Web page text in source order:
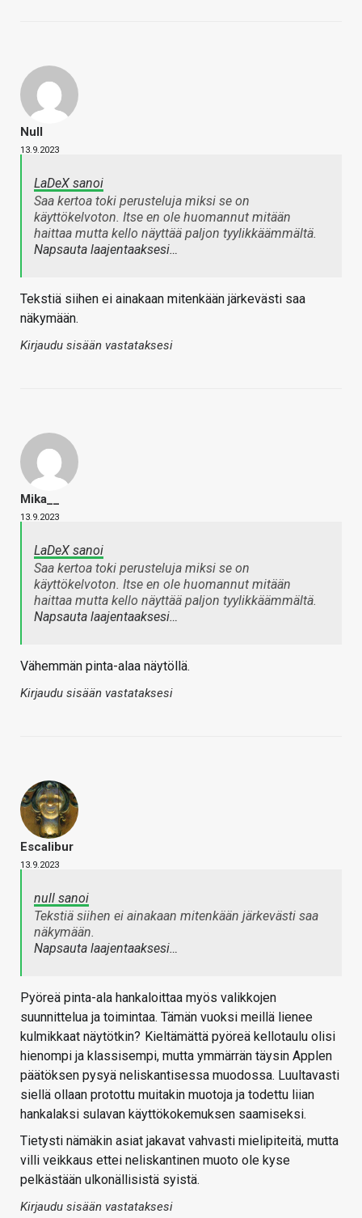
Null
13.9.2023
LaDeX sanoi
Saa kertoa toki perusteluja miksi se on
käyttökelvoton. Itse en ole huomannut mitään
haittaa mutta kello näyttää paljon tyylikkäämmältä.
Napsauta laajentaaksesi…
Tekstiä siihen ei ainakaan mitenkään järkevästi saa
näkymään.
Kirjaudu sisään vastataksesi
Mika__
13.9.2023
LaDeX sanoi
Saa kertoa toki perusteluja miksi se on
käyttökelvoton. Itse en ole huomannut mitään
haittaa mutta kello näyttää paljon tyylikkäämmältä.
Napsauta laajentaaksesi…
Vähemmän pinta-alaa näytöllä.
Kirjaudu sisään vastataksesi
Escalibur
13.9.2023
null sanoi
Tekstiä siihen ei ainakaan mitenkään järkevästi saa
näkymään.
Napsauta laajentaaksesi…
Pyöreä pinta-ala hankaloittaa myös valikkojen
suunnittelua ja toimintaa. Tämän vuoksi meillä lienee
kulmikkaat näytötkin? Kieltämättä pyöreä kellotaulu olisi
hienompi ja klassisempi, mutta ymmärrän täysin Applen
päätöksen pysyä neliskantisessa muodossa. Luultavasti
siellä ollaan protottu muitakin muotoja ja todettu liian
hankalaksi sulavan käyttökokemuksen saamiseksi.
Tietysti nämäkin asiat jakavat vahvasti mielipiteitä, mutta
villi veikkaus ettei neliskantinen muoto ole kyse
pelkästään ulkonällisistä syistä.
Kirjaudu sisään vastataksesi